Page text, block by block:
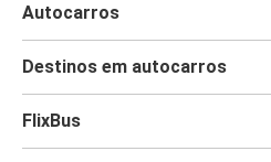
Autocarros
Destinos em autocarros
FlixBus